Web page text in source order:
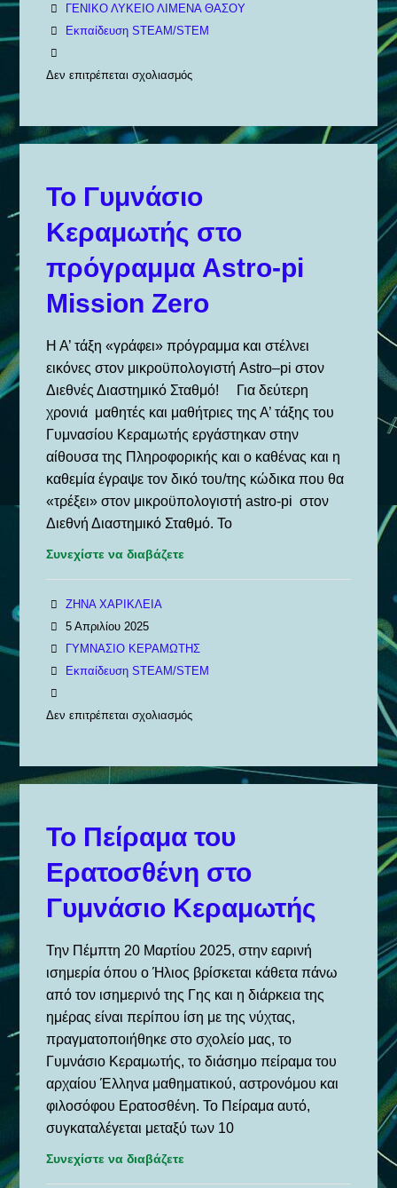
ΓΕΝΙΚΟ ΛΥΚΕΙΟ ΛΙΜΕΝΑ ΘΑΣΟΥ
Εκπαίδευση STEAM/STEM
Δεν επιτρέπεται σχολιασμός
CHALLENGE
–
GEL
LIMENA
Το Γυμνάσιο
Κεραμωτής στο
πρόγραμμα Astro-pi
Mission Zero
Η Α’ τάξη «γράφει» πρόγραμμα και στέλνει
εικόνες στον μικροϋπολογιστή Astro–pi στον
Διεθνές Διαστημικό Σταθμό! Για δεύτερη
χρονιά μαθητές και μαθήτριες της Α’ τάξης του
Γυμνασίου Κεραμωτής εργάστηκαν στην
αίθουσα της Πληροφορικής και ο καθένας και η
καθεμία έγραψε τον δικό του/της κώδικα που θα
«τρέξει» στον μικροϋπολογιστή astro-pi στον
Διεθνή Διαστημικό Σταθμό. Το
Συνεχίστε να διαβάζετε
ΖΗΝΑ ΧΑΡΙΚΛΕΙΑ
5 Απριλίου 2025
ΓΥΜΝΑΣΙΟ ΚΕΡΑΜΩΤΗΣ
Εκπαίδευση STEAM/STEM
Δεν επιτρέπεται σχολιασμός
Γυμνάσιο
στο
πρόγραμμα
Astro-
Mission
Το Πείραμα του
Ερατοσθένη στο
Γυμνάσιο Κεραμωτής
Την Πέμπτη 20 Μαρτίου 2025, στην εαρινή
ισημερία όπου ο Ήλιος βρίσκεται κάθετα πάνω
από τον ισημερινό της Γης και η διάρκεια της
ημέρας είναι περίπου ίση με της νύχτας,
πραγματοποιήθηκε στο σχολείο μας, το
Γυμνάσιο Κεραμωτής, το διάσημο πείραμα του
αρχαίου Έλληνα μαθηματικού, αστρονόμου και
φιλοσόφου Ερατοσθένη. Το Πείραμα αυτό,
συγκαταλέγεται μεταξύ των 10
Συνεχίστε να διαβάζετε